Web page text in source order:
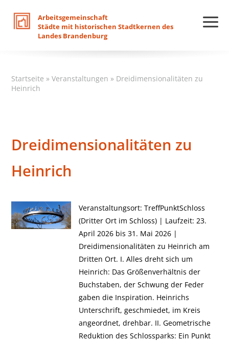
Arbeitsgemeinschaft
Städte mit historischen Stadtkernen des
Landes Brandenburg
Startseite »Veranstaltungen » Dreidimensionalitäten zu
Heinrich
Dreidimensionalitäten zu
Heinrich
Veranstaltungsort: TreffPunktSchloss
(Dritter Ort im Schloss) | Laufzeit: 23.
April 2026 bis 31. Mai 2026 |
Dreidimensionalitäten zu Heinrich am
Dritten Ort. I. Alles dreht sich um
Heinrich: Das Größenverhältnis der
Buchstaben, der Schwung der Feder
gaben die Inspiration. Heinrichs
Unterschrift, geschmiedet, im Kreis
angeordnet, drehbar. II. Geometrische
Reduktion des Schlossparks: Ein Punkt